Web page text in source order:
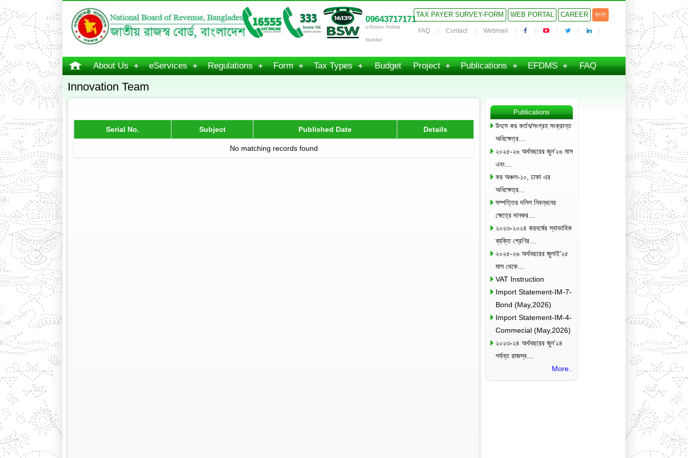
09643717171
e-Return Hotline
Number
TAX PAYER SURVEY-FORM WEB PORTAL CAREER বাংলা
FAQ Contact Webmail
About Us eServices Regulations Form Tax Types Budget Project Publications EFDMS FAQ
Innovation Team
Serial No. Subject Published Date Details
No matching records found
Publications
উৎসে কর কর্তন/সংগ্রহ সংক্রান্ত
অধিক্ষেত্র…
২০২৫-২৬ অর্থবছরের জুন’২৬ মাস
এবং…
কর অঞ্চল-১০, ঢাকা এর
অধিক্ষেত্র…
সম্পত্তির দলিল নিবন্ধনের
ক্ষেত্রে দানকর…
২০২৩-২০২৪ করবর্ষের স্বাভাবিক
ব্যক্তি শ্রেণির…
২০২৫-২৬ অর্থবছরের জুলাই’২৫
মাস থেকে…
VAT Instruction
Import Statement-IM-7-
Bond (May,2026)
Import Statement-IM-4-
Commecial (May,2026)
২০২৩-২৪ অর্থবছরের জুন’২৪
পর্যন্ত রাজস্ব…
More..